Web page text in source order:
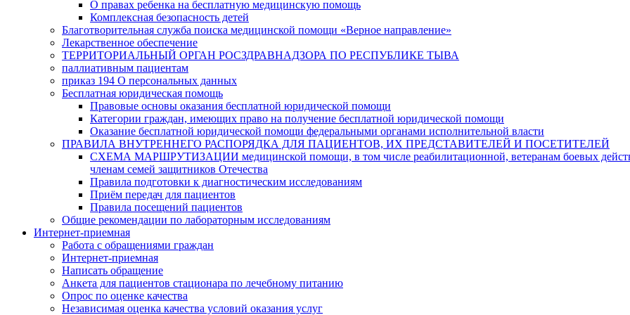
О правах ребенка на бесплатную медицинскую помощь
Комплексная безопасность детей
Благотворительная служба поиска медицинской помощи «Верное направление»
Лекарственное обеспечение
ТЕРРИТОРИАЛЬНЫЙ ОРГАН РОСЗДРАВНАДЗОРА ПО РЕСПУБЛИКЕ ТЫВА
паллиативным пациентам
приказ 194 О персональных данных
Бесплатная юридическая помощь
Правовые основы оказания бесплатной юридической помощи
Категории граждан, имеющих право на получение бесплатной юридической помощи
Оказание бесплатной юридической помощи федеральными органами исполнительной власти
ПРАВИЛА ВНУТРЕННЕГО РАСПОРЯДКА ДЛЯ ПАЦИЕНТОВ, ИХ ПРЕДСТАВИТЕЛЕЙ И ПОСЕТИТЕЛЕЙ
СХЕМА МАРШРУТИЗАЦИИ медицинской помощи, в том числе реабилитационной, ветеранам боевых
членам семей защитников Отечества
Правила подготовки к диагностическим исследованиям
Приём передач для пациентов
Правила посещений пациентов
Общие рекомендации по лабораторным исследованиям
Интернет-приемная
Работа с обращениями граждан
Интернет-приемная
Написать обращение
Анкета для пациентов стационара по лечебному питанию
Опрос по оценке качества
Независимая оценка качества условий оказания услуг